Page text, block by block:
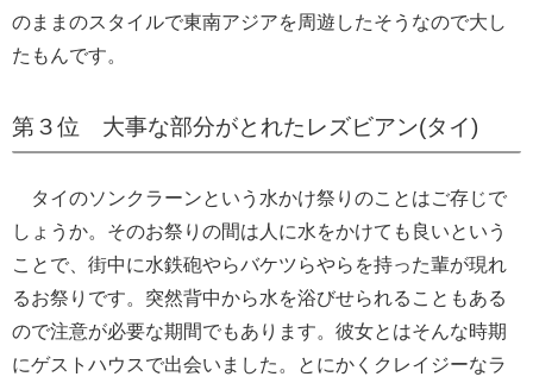
のままのスタイルで東南アジアを周遊したそうなので大し
たもんです。
第３位 大事な部分がとれたレズビアン(タイ)
タイのソンクラーンという水かけ祭りのことはご存じで
しょうか。そのお祭りの間は人に水をかけても良いという
ことで、街中に水鉄砲やらバケツらやらを持った輩が現れ
るお祭りです。突然背中から水を浴びせられることもある
ので注意が必要な期間でもあります。彼女とはそんな時期
にゲストハウスで出会いました。とにかくクレイジーなラ